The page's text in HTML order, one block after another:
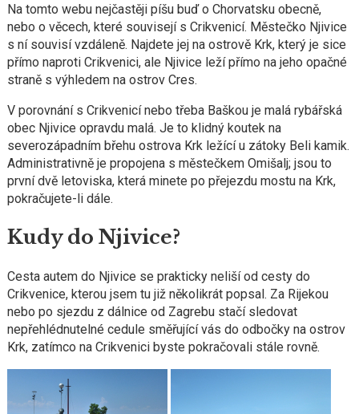
Na tomto webu nejčastěji píšu buď o Chorvatsku obecně,
nebo o věcech, které souvisejí s Crikvenicí. Městečko Njivice
s ní souvisí vzdáleně. Najdete jej na ostrově Krk, který je sice
přímo naproti Crikvenici, ale Njivice leží přímo na jeho opačné
straně s výhledem na ostrov Cres.
V porovnání s Crikvenicí nebo třeba Baškou je malá rybářská
obec Njivice opravdu malá. Je to klidný koutek na
severozápadním břehu ostrova Krk ležící u zátoky Beli kamik.
Administrativně je propojena s městečkem Omišalj; jsou to
první dvě letoviska, která minete po přejezdu mostu na Krk,
pokračujete-li dále.
Kudy do Njivice?
Cesta autem do Njivice se prakticky neliší od cesty do
Crikvenice, kterou jsem tu již několikrát popsal. Za Rijekou
nebo po sjezdu z dálnice od Zagrebu stačí sledovat
nepřehlédnutelné cedule směřující vás do odbočky na ostrov
Krk, zatímco na Crikvenici byste pokračovali stále rovně.